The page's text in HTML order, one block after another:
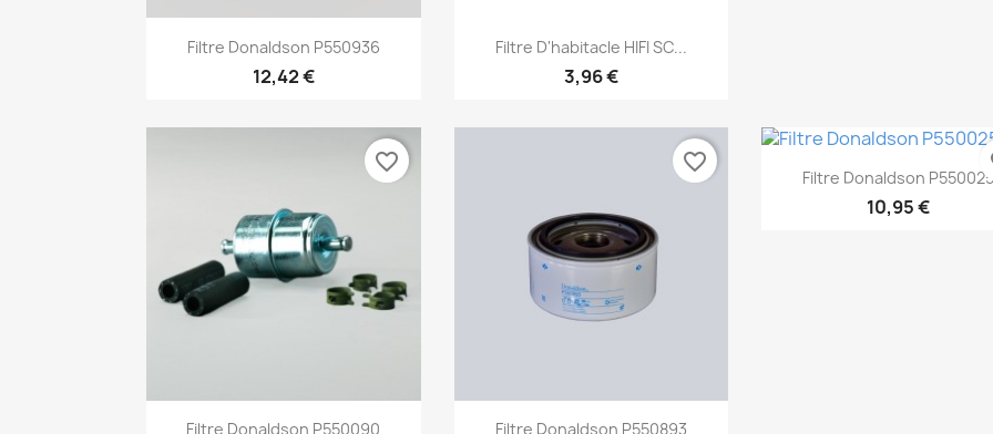
Aperçu rapide
Filtre Donaldson P550936
12,42 €
Aperçu rapide
Filtre D'habitacle HIFI SC...
3,96 €
Aperçu rapide
Filtre Donaldson P550090
favorite_border
Aperçu rapide
Filtre Donaldson P550893
favorite_border Aperçu rapide
Filtre Donaldson P550025
10,95 €